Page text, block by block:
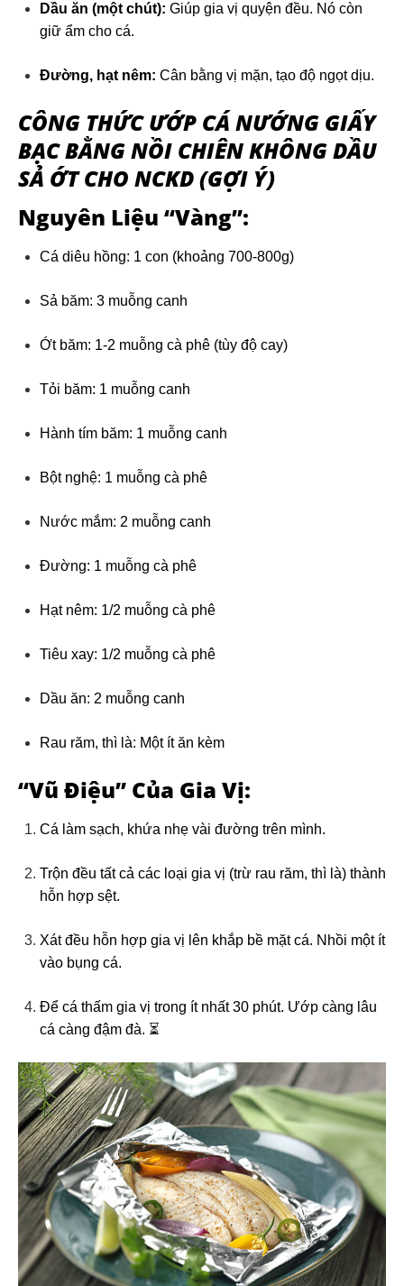
Dầu ăn (một chút): Giúp gia vị quyện đều. Nó còn
giữ ẩm cho cá.
Đường, hạt nêm: Cân bằng vị mặn, tạo độ ngọt dịu.
CÔNG THỨC ƯỚP CÁ NƯỚNG GIẤY
BẠC BẰNG NỒI CHIÊN KHÔNG DẦU
SẢ ỚT CHO NCKD (GỢI Ý)
Nguyên Liệu “Vàng”:
Cá diêu hồng: 1 con (khoảng 700-800g)
Sả băm: 3 muỗng canh
Ớt băm: 1-2 muỗng cà phê (tùy độ cay)
Tỏi băm: 1 muỗng canh
Hành tím băm: 1 muỗng canh
Bột nghệ: 1 muỗng cà phê
Nước mắm: 2 muỗng canh
Đường: 1 muỗng cà phê
Hạt nêm: 1/2 muỗng cà phê
Tiêu xay: 1/2 muỗng cà phê
Dầu ăn: 2 muỗng canh
Rau răm, thì là: Một ít ăn kèm
“Vũ Điệu” Của Gia Vị:
Cá làm sạch, khứa nhẹ vài đường trên mình.
Trộn đều tất cả các loại gia vị (trừ rau răm, thì là) thành
hỗn hợp sệt.
Xát đều hỗn hợp gia vị lên khắp bề mặt cá. Nhồi một ít
vào bụng cá.
Để cá thấm gia vị trong ít nhất 30 phút. Ướp càng lâu
cá càng đậm đà. ⏳